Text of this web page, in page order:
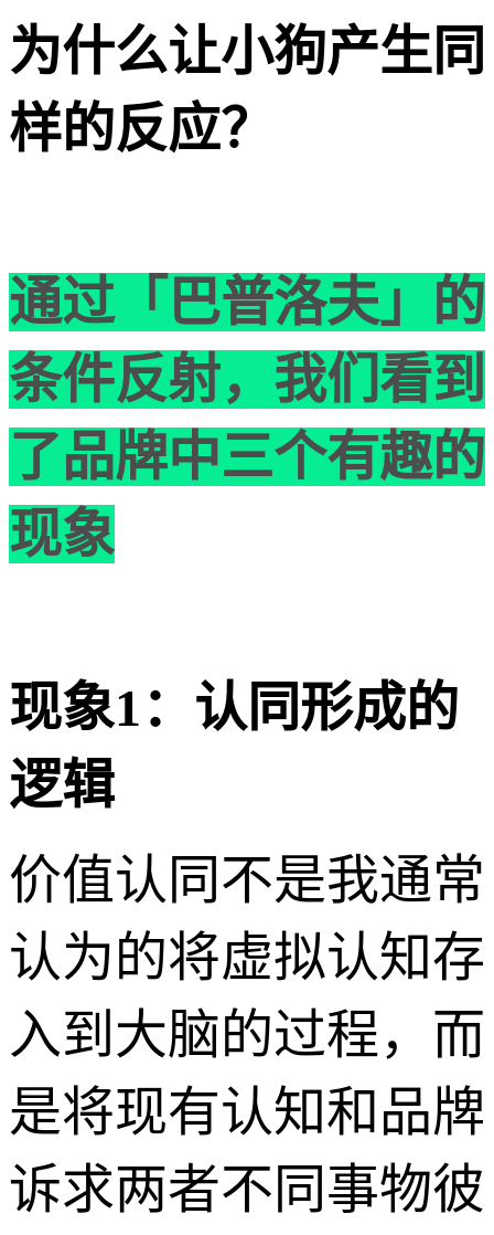
为什么让小狗产生同
样的反应？
通过「巴普洛夫」的
条件反射，我们看到
了品牌中三个有趣的
现象
现象1：认同形成的
逻辑
价值认同不是我通常
认为的将虚拟认知存
入到大脑的过程，而
是将现有认知和品牌
诉求两者不同事物彼